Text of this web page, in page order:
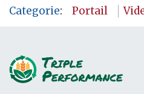
Categorie: Portail